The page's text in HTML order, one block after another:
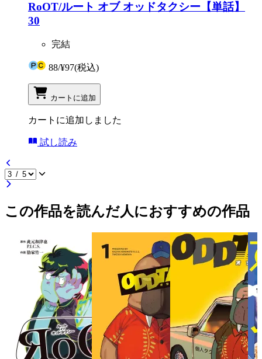
RoOT/ルート オブ オッドタクシー【単話】
30
完結
88/¥97(税込)
カートに追加
カートに追加しました
試し読み
この作品を読んだ人におすすめの作品